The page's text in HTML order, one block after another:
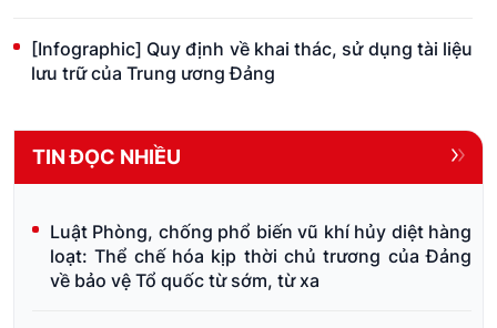
[Infographic] Quy định về khai thác, sử dụng tài liệu
lưu trữ của Trung ương Đảng
TIN ĐỌC NHIỀU
Luật Phòng, chống phổ biến vũ khí hủy diệt hàng
loạt: Thể chế hóa kịp thời chủ trương của Đảng
về bảo vệ Tổ quốc từ sớm, từ xa